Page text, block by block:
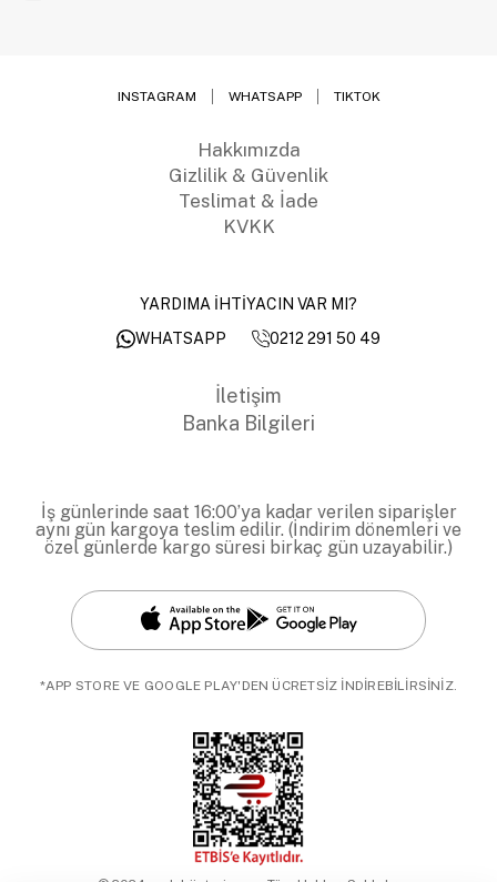
INSTAGRAM WHATSAPP TIKTOK
Hakkımızda
Gizlilik & Güvenlik
Teslimat & İade
KVKK
YARDIMA İHTİYACIN VAR MI?
WHATSAPP
0212 291 50 49
İletişim
Banka Bilgileri
İş günlerinde saat 16:00’ya kadar verilen siparişler
aynı gün kargoya teslim edilir. (İndirim dönemleri ve
özel günlerde kargo süresi birkaç gün uzayabilir.)
*APP STORE VE GOOGLE PLAY'DEN ÜCRETSİZ İNDİREBİLİRSİNİZ.